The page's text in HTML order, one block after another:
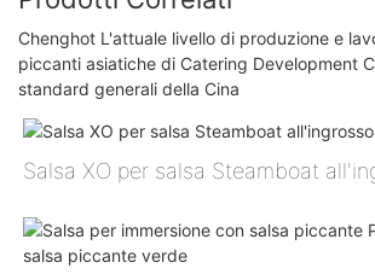
Chenghot L'attuale livello di produzione e
piccanti asiatiche di Catering Development
standard generali della Cina
Salsa XO per salsa Steamboat